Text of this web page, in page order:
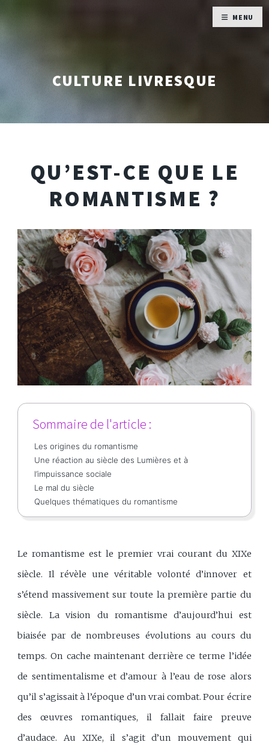
CULTURE LIVRESQUE
QU’EST-CE QUE LE
ROMANTISME ?
Sommaire de l'article :
Les origines du romantisme
Une réaction au siècle des Lumières et à
l’impuissance sociale
Le mal du siècle
Quelques thématiques du romantisme
Le romantisme est le premier vrai courant du XIXe
siècle. Il révèle une véritable volonté d’innover et
s’étend massivement sur toute la première partie du
siècle. La vision du romantisme d’aujourd’hui est
biaisée par de nombreuses évolutions au cours du
temps. On cache maintenant derrière ce terme l’idée
de sentimentalisme et d’amour à l’eau de rose alors
qu’il s’agissait à l’époque d’un vrai combat. Pour écrire
des œuvres romantiques, il fallait faire preuve
d’audace. Au XIXe, il s’agit d’un mouvement qui
MENU